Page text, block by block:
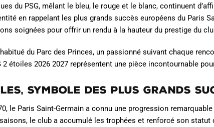
du PSG, mêlant le bleu, le rouge et le blanc, continuent
en rappelant les plus grands succès européens du Paris
soignées pour offrir un rendu à la hauteur du prestige du
du Parc des Princes, un passionné suivant chaque
étoiles 2026 2027 représentent une pièce incontournable
symbole des plus grands
le Paris Saint-Germain a connu une progression
le club a accumulé les trophées et renforcé son